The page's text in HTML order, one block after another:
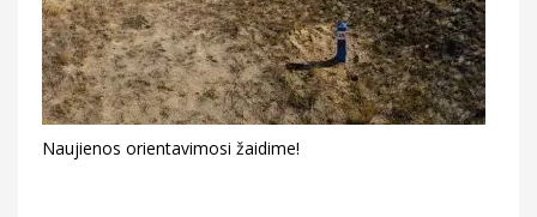
Naujienos orientavimosi žaidime!